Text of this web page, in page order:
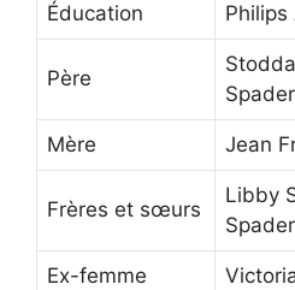
Éducation Philips
Père
Spader
Mère Jean
Frères et sœurs
Libby
Spader
Ex-femme